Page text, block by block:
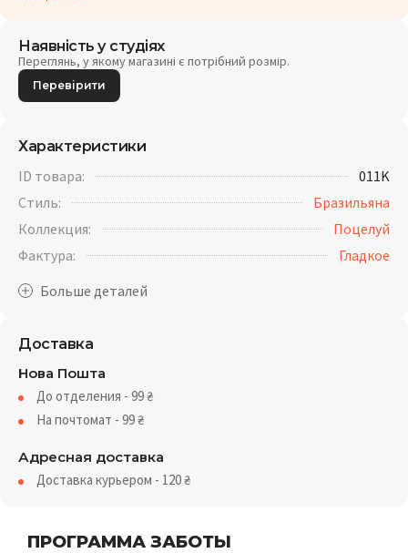
ПРОГРАММА ЗАБОТЫ
Наявність у студіях
Переглянь, у якому магазині є потрібний розмір.
Перевірити
Характеристики
ID товара:
011K
Стиль:
Бразильяна
Коллекция:
Поцелуй
Фактура:
Гладкое
Доставка
Нова Пошта
До отделения - 99₴
На почтомат - 99₴
Адресная доставка
Доставка курьером - 120₴